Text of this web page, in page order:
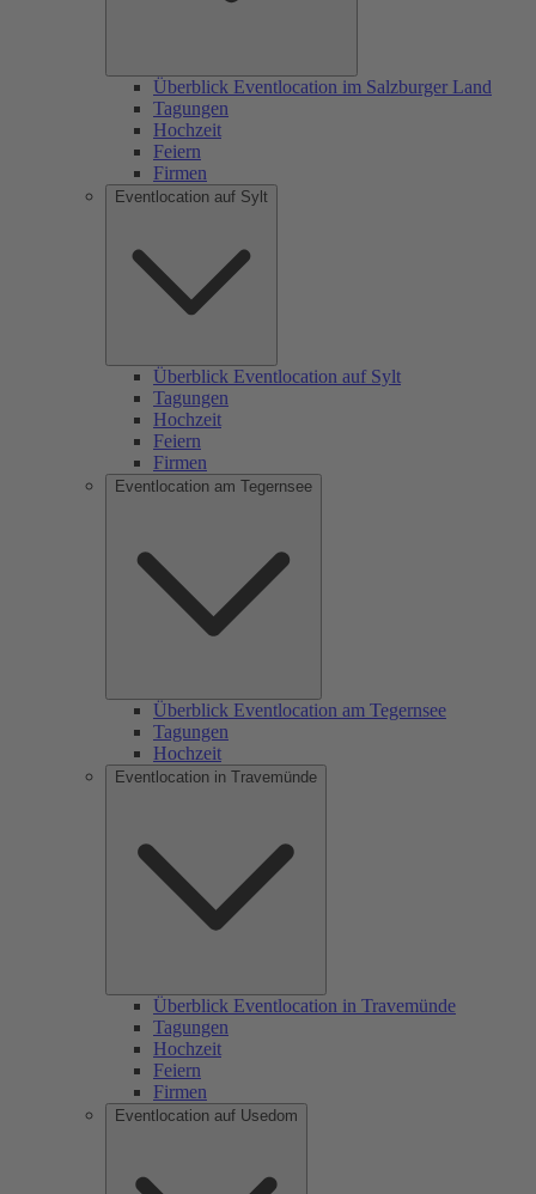
Überblick Eventlocation im Salzburger Land
Tagungen
Hochzeit
Feiern
Firmen
Eventlocation auf Sylt
Überblick Eventlocation auf Sylt
Tagungen
Hochzeit
Feiern
Firmen
Eventlocation am Tegernsee
Überblick Eventlocation am Tegernsee
Tagungen
Hochzeit
Eventlocation in Travemünde
Überblick Eventlocation in Travemünde
Tagungen
Hochzeit
Feiern
Firmen
Eventlocation auf Usedom